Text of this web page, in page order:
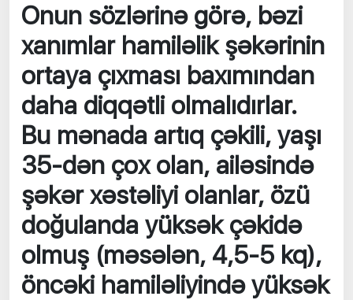
Onun sözlərinə görə, bəzi
xanımlar hamiləlik şəkərinin
ortaya çıxması baxımından
daha diqqətli olmalıdırlar.
Bu mənada artıq çəkili, yaşı
35-dən çox olan, ailəsində
şəkər xəstəliyi olanlar, özü
doğulanda yüksək çəkidə
olmuş (məsələn, 4,5-5 kq),
öncəki hamiləliyində yüksək